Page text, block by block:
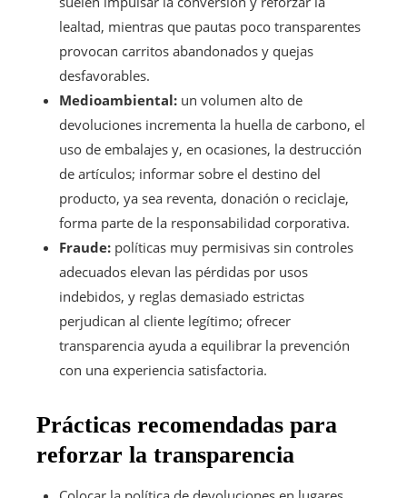
lealtad, mientras que pautas poco transparentes
provocan carritos abandonados y quejas
desfavorables.
Medioambiental: un volumen alto de
devoluciones incrementa la huella de carbono, el
uso de embalajes y, en ocasiones, la destrucción
de artículos; informar sobre el destino del
producto, ya sea reventa, donación o reciclaje,
forma parte de la responsabilidad corporativa.
Fraude: políticas muy permisivas sin controles
adecuados elevan las pérdidas por usos
indebidos, y reglas demasiado estrictas
perjudican al cliente legítimo; ofrecer
transparencia ayuda a equilibrar la prevención
con una experiencia satisfactoria.
Prácticas recomendadas para
reforzar la transparencia